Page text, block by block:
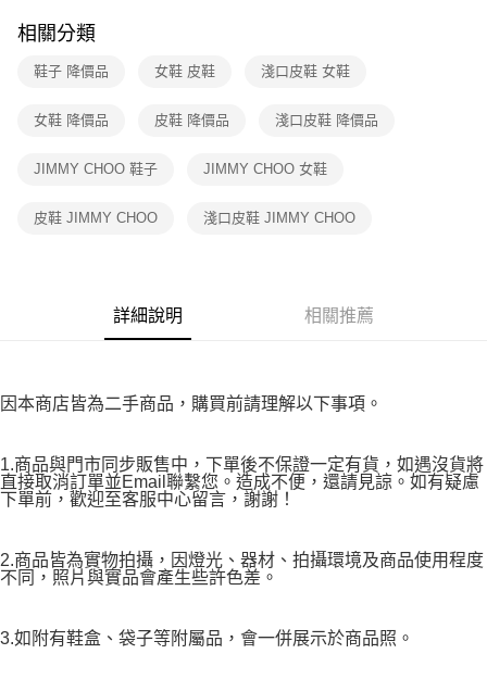
※ 請注意：結帳手續完成當下不需立刻繳費，但若您需要取消訂單，請聯絡
購買商品的店家。未經商家同意取消之訂單仍視為有效，需透過AFTEE先享
後付繳納相關費用。
客戶支援中心」
https://netprotections.freshdesk.com/support/home
【注意事項】
權轉讓予恩沛科技股份有限公司。
４．使用「AFTEE先享後付」時，將依據個別帳號之用戶狀況，依本公司即
５．嚴禁一人註冊多個帳號或使用他人資訊註冊。若發現惡意使用之情形，
恩沛科技股份有限公司將有權停止該用戶之使用額度並採取法律行動。
付款後7-11取貨
免運費
宅配
相關分類
鞋子 降價品 女鞋 皮鞋 淺口皮鞋 女鞋
女鞋 降價品 皮鞋 降價品 淺口皮鞋 降價品
JIMMY CHOO 鞋子 JIMMY CHOO 女鞋
皮鞋 JIMMY CHOO 淺口皮鞋 JIMMY CHOO
詳細說明 相關推薦
因本商店皆為二手商品，購買前請理解以下事項。
1.商品與門市同步販售中，下單後不保證一定有貨，如遇沒貨將
直接取消訂單並Email聯繫您。造成不便，還請見諒。如有疑慮
下單前，歡迎至客服中心留言，謝謝！
2.商品皆為實物拍攝，因燈光、器材、拍攝環境及商品使用程度
不同，照片與實品會產生些許色差。
3.如附有鞋盒、袋子等附屬品，會一併展示於商品照。